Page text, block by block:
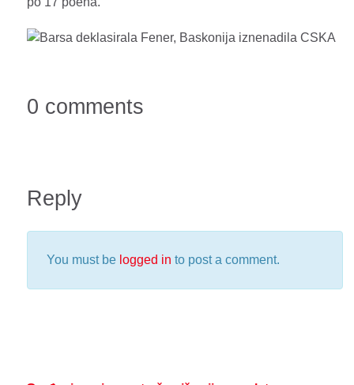
0 comments
Reply
You must be logged in to post a comment.